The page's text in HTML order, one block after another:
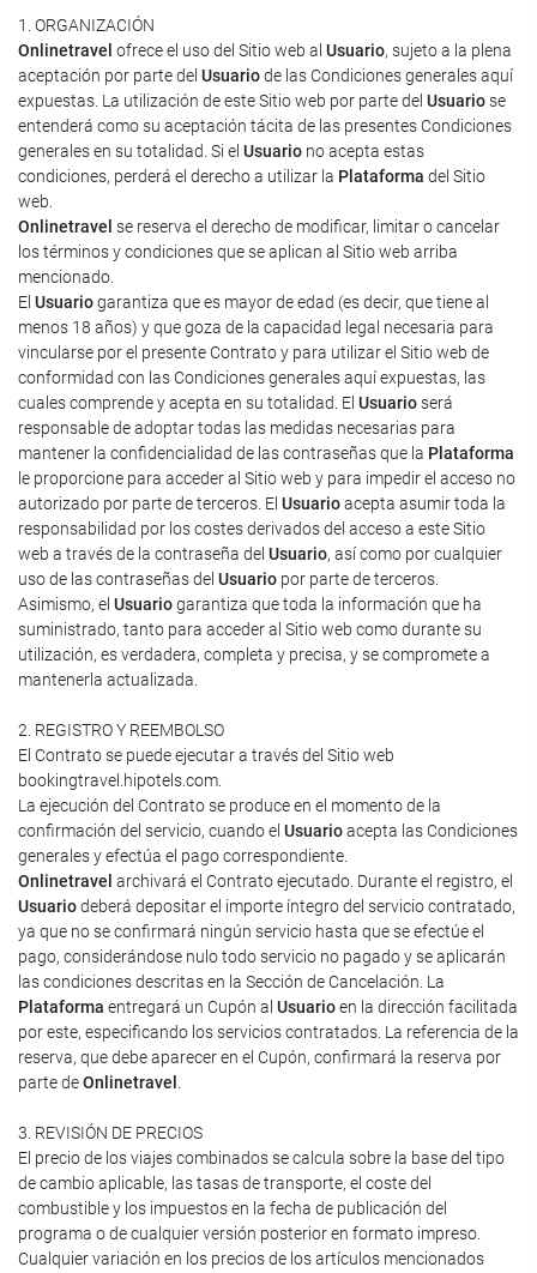
1. ORGANIZACIÓN
Onlinetravel ofrece el uso del Sitio web al Usuario, sujeto a la plena
aceptación por parte del Usuariode las Condiciones generales aquí
expuestas. La utilización de este Sitio web por parte del Usuariose
entenderá como su aceptación tácita de las presentes Condiciones
generales en su totalidad. Si el Usuario no acepta estas
condiciones, perderá el derecho a utilizar la Plataforma del Sitio
web.
Onlinetravel se reserva el derecho de modificar, limitar o cancelar
los términos y condiciones que se aplican al Sitio web arriba
mencionado.
El Usuariogarantiza que es mayor de edad (es decir, que tiene al
menos 18 años) y que goza de la capacidad legal necesaria para
vincularse por el presente Contrato y para utilizar el Sitio web de
conformidad con las Condiciones generales aquí expuestas, las
cuales comprende y acepta en su totalidad. El Usuarioserá
responsable de adoptar todas las medidas necesarias para
mantener la confidencialidad de las contraseñas que la Plataforma
le proporcione para acceder al Sitio web y para impedir el acceso no
autorizado por parte de terceros. El Usuarioacepta asumir toda la
responsabilidad por los costes derivados del acceso a este Sitio
web a través de la contraseña del Usuario, así como por cualquier
uso de las contraseñas del Usuario por parte de terceros.
Asimismo, el Usuariogarantiza que toda la información que ha
suministrado, tanto para acceder al Sitio web como durante su
utilización, es verdadera, completa y precisa, y se compromete a
mantenerla actualizada.
2. REGISTRO Y REEMBOLSO
El Contrato se puede ejecutar a través del Sitio web
bookingtravel.hipotels.com.
La ejecución del Contrato se produce en el momento de la
confirmación del servicio, cuando el Usuarioacepta las Condiciones
generales y efectúa el pago correspondiente.
Onlinetravel archivará el Contrato ejecutado. Durante el registro, el
Usuariodeberá depositar el importe íntegro del servicio contratado,
ya que no se confirmará ningún servicio hasta que se efectúe el
pago, considerándose nulo todo servicio no pagado y se aplicarán
las condiciones descritas en la Sección de Cancelación. La
Plataforma entregará un Cupón al Usuarioen la dirección facilitada
por este, especificando los servicios contratados. La referencia de la
reserva, que debe aparecer en el Cupón, confirmará la reserva por
parte deOnlinetravel
3. REVISIÓN DE PRECIOS
El precio de los viajes combinados se calcula sobre la base del tipo
de cambio aplicable, las tasas de transporte, el coste del
combustible y los impuestos en la fecha de publicación del
programa o de cualquier versión posterior en formato impreso.
Cualquier variación en los precios de los artículos mencionados